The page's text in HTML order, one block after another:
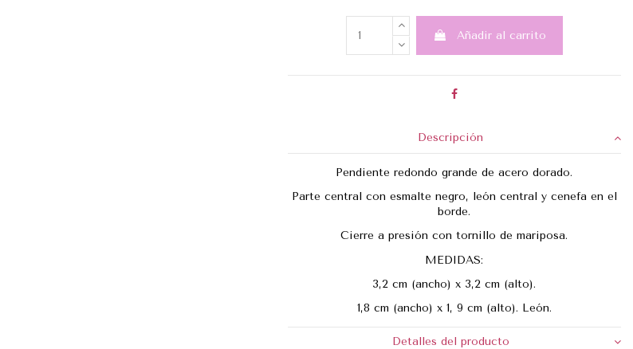
Añadir al carrito
Descripción
Pendiente redondo grande de acero dorado.
Parte central con esmalte negro, león central y cenefa en el
borde.
Cierre a presión con tornillo de mariposa.
MEDIDAS:
3,2 cm (ancho) x 3,2 cm (alto).
1,8 cm (ancho) x 1, 9 cm (alto). León.
Detalles del producto